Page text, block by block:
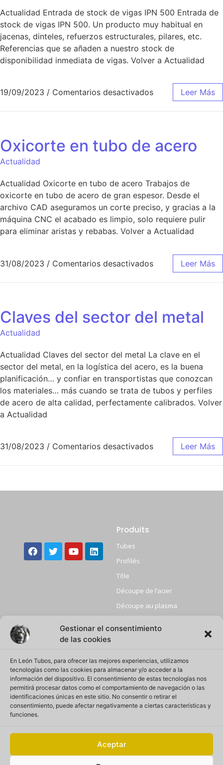
Gestionar el consentimiento
de las cookies
En León Tubos, para ofrecer las mejores experiencias, utilizamos
tecnologías como las cookies para almacenar y/o acceder a la
información del dispositivo. El consentimiento de estas tecnologías nos
permitirá procesar datos como el comportamiento de navegación o las
identificaciones únicas en este sitio. No consentir o retirar el
consentimiento, puede afectar negativamente a ciertas características y
funciones.
Aceptar
Actualidad Entrada de stock de vigas IPN 500 Entrada de
stock de vigas IPN 500. Un producto muy habitual en
jacenas, dinteles, refuerzos estructurales, pilares, etc.
Referencias que se añaden a nuestro stock de
disponibilidad inmediata de vigas. Volver a Actualidad
19/09/2023 / Comentarios desactivados Leer Más
Oxicorte en tubo de acero
Actualidad
Actualidad Oxicorte en tubo de acero Trabajos de
oxicorte en tubo de acero de gran espesor. Desde el
archivo CAD aseguramos un corte preciso, y gracias a la
máquina CNC el acabado es limpio, solo requiere pulir
para eliminar aristas y rebabas. Volver a Actualidad
31/08/2023 / Comentarios desactivados Leer Más
Claves del sector del metal
Actualidad
Actualidad Claves del sector del metal La clave en el
sector del metal, en la logística del acero, es la buena
planificación… y confiar en transportistas que conozcan
los materiales… más cuando se trata de tubos y perfiles
de acero de alta calidad, perfectamente calibrados. Volver
a Actualidad
31/08/2023 / Comentarios desactivados Leer Más
Produits
Tubes
Profilés
Tôle
Découpe de l’acier
Découpe au plasma
+ D’infos
Qui sommes-nous
Politique de qualité
Confidentialité
Politique des cookies
Accueil téléphonique:
+34 918857012
Email:
leontubos@leontubos.com
Adresse: